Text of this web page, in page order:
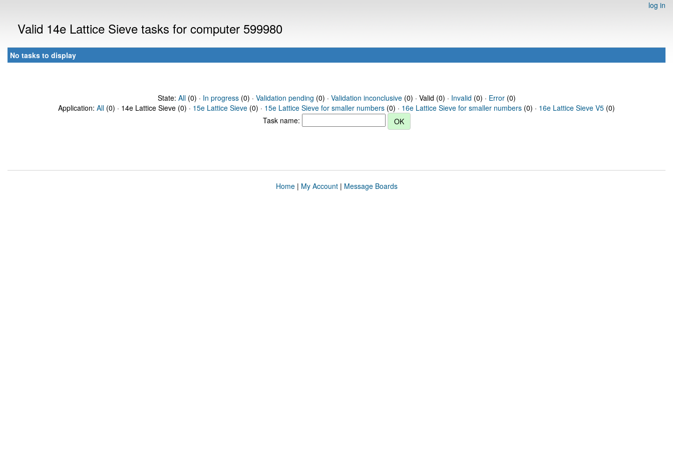
log in
Valid 14e Lattice Sieve tasks for computer 599980
No tasks to display
State: All(0) · In progress(0) · Validation pending (0) · Validation inconclusive(0) · Valid (0) · Invalid (0) · Error(0)
Application: All (0) · 14e Lattice Sieve (0) · 15e Lattice Sieve (0) · 15e Lattice Sieve for smaller numbers (0) · 16e Lattice Sieve for smaller numbers (0) · 16e Lattice Sieve V5 (0)
Task name:
Home| My Account| Message Boards